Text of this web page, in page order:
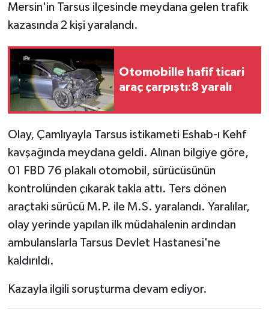
Mersin'in Tarsus ilçesinde meydana gelen trafik
kazasında 2 kişi yaralandı.
Otomobille hafif ticari
araç çarpıştı:8 yaralı
Olay, Çamlıyayla Tarsus istikameti Eshab-ı Kehf
kavşağında meydana geldi. Alınan bilgiye göre,
01 FBD 76 plakalı otomobil, sürücüsünün
kontrolünden çıkarak takla attı. Ters dönen
araçtaki sürücü M.P. ile M.S. yaralandı. Yaralılar,
olay yerinde yapılan ilk müdahalenin ardından
ambulanslarla Tarsus Devlet Hastanesi'ne
kaldırıldı.
Kazayla ilgili soruşturma devam ediyor.
Sağlık
Sürmanşet
Teknoloji
Yaşam